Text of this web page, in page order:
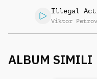
Illegal
Viktor Petrov
ALBUM SIMILI